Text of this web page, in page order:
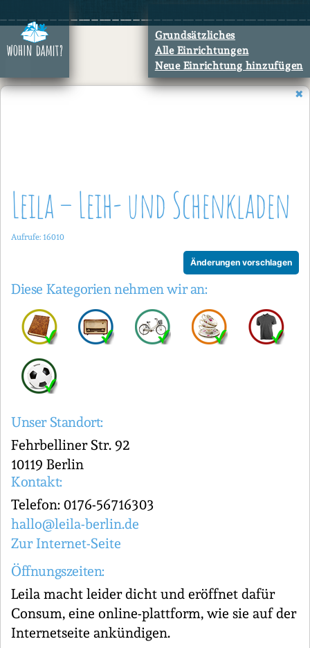
Inhalt
springen
Grundsätzliches
Alle Einrichtungen
Neue Einrichtung hinzufügen
Leila – Leih- und Schenkladen
Aufrufe: 16010
Änderungen vorschlagen
Diese Kategorien nehmen wir an:
Unser Standort:
Fehrbelliner Str. 92
10119 Berlin
Kontakt:
Telefon: 0176-56716303
hallo@leila-berlin.de
Zur Internet-Seite
Öffnungszeiten:
Leila macht leider dicht und eröffnet dafür
Consum, eine online-plattform, wie sie auf der
Internetseite ankündigen.